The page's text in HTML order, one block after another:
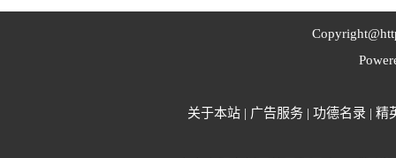
Copyright@
关于本站| 广告服务| 功德名录 | 精